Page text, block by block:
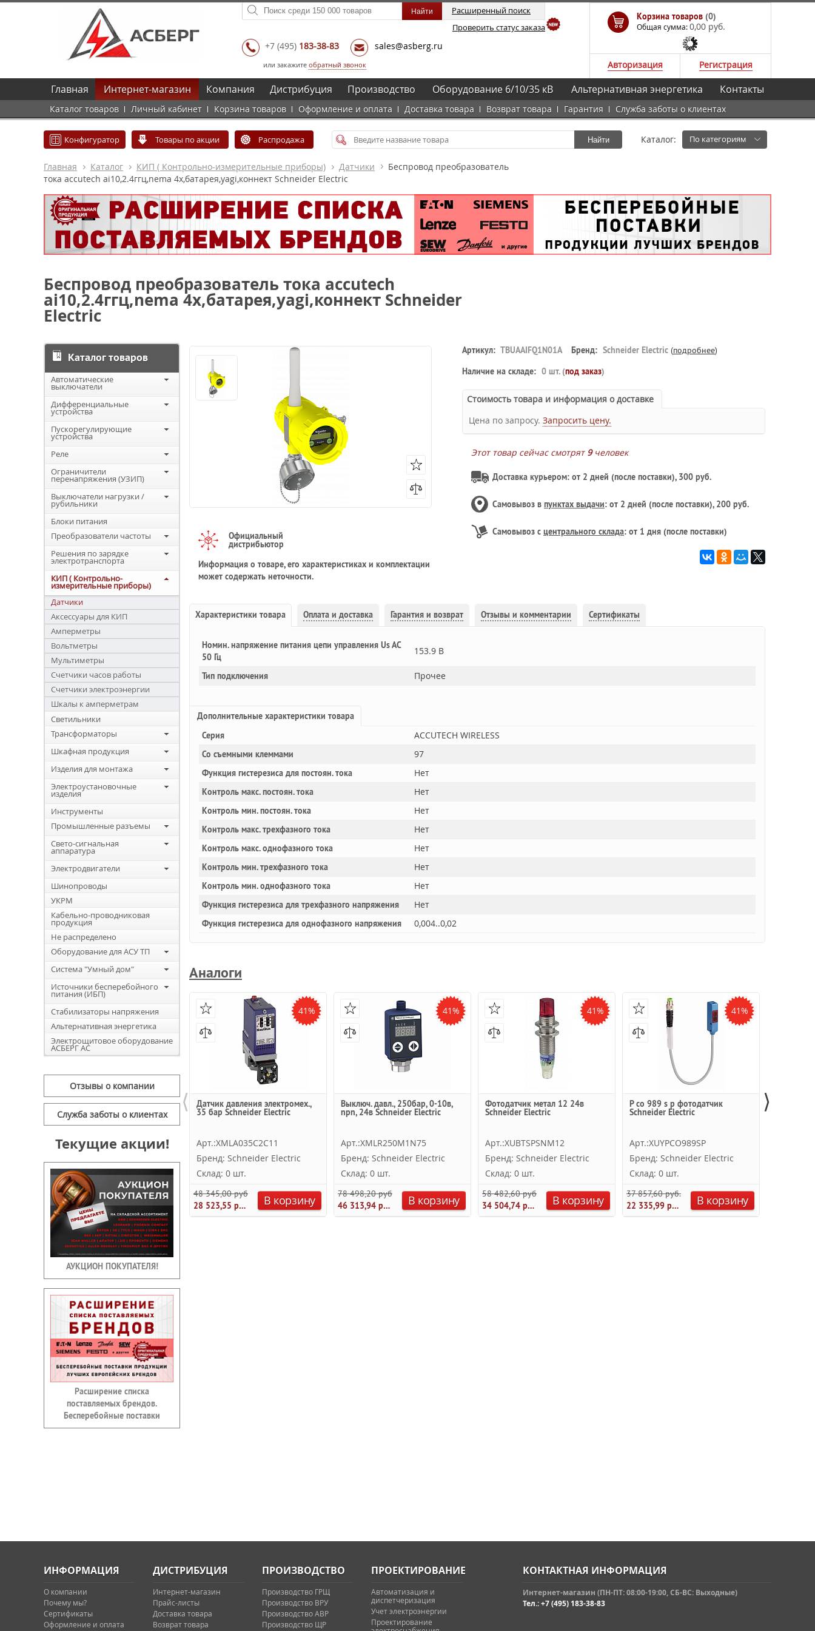
Расширенный поиск
Проверить статус заказа
+7 (495) 183-38-83 sales@asberg.ru
или закажите обратный звонок
Корзина товаров (0)
Общая сумма:0,00 руб.
Авторизация Регистрация
Главная Интернет-магазин
Каталог товаров Личный кабинет Корзина товаров Оформление и оплата Доставка товара Возврат товара Гарантия Служба заботы о клиентах
Компания Дистрибуция Производство Оборудование 6/10/35 кВ Альтернативная энергетика Контакты
Конфигуратор Товары по акции Распродажа Найти Каталог: По категориям
Главная Каталог КИП ( Контрольно-измерительные приборы) Датчики
Беспровод преобразователь
тока accutech ai10,2.4ггц,nema 4x,батарея,yagi,коннект Schneider Electric
Беспровод преобразователь тока accutech
ai10,2.4ггц,nema 4x,батарея,yagi,коннект Schneider
Electric
Каталог товаров
Автоматические
выключатели
Дифференциальные
устройства
Пускорегулирующие
устройства
Реле
Ограничители
перенапряжения (УЗИП)
Выключатели нагрузки /
рубильники
Блоки питания
Преобразователи частоты
Решения по зарядке
электротранспорта
КИП ( Контрольно-
измерительные приборы)
Датчики
Аксессуары для КИП
Амперметры
Вольтметры
Мультиметры
Счетчики часов работы
Счетчики электроэнергии
Шкалы к амперметрам
Светильники
Трансформаторы
Шкафная продукция
Изделия для монтажа
Электроустановочные
изделия
Инструменты
Промышленные разъемы
Свето-сигнальная
аппаратура
Электродвигатели
Шинопроводы
УКРМ
Кабельно-проводниковая
продукция
Не распределено
Оборудование для АСУ ТП
Система "Умный дом"
Источники бесперебойного
питания (ИБП)
Стабилизаторы напряжения
Альтернативная энергетика
Электрощитовое оборудование
АСБЕРГ АС
Отзывы о компании
Служба заботы о клиентах
Текущие акции!
АУКЦИОН ПОКУПАТЕЛЯ!
Расширение списка
поставляемых брендов.
Бесперебойные поставки
Официальный
дистрибьютор
Информация о товаре, его характеристиках и комплектации
может содержать неточности.
Артикул: TBUAAIFQ1N01A Бренд: Schneider Electric (подробнее)
Наличие на складе: 0 шт. (под заказ)
Стоимость товара и информация о доставке
Цена по запросу. Запросить цену.
Этот товар сейчас смотрят 9человек
Доставка курьером: от 2 дней (после поставки), 300 руб.
Самовывоз в пунктах выдачи: от 2 дней (после поставки), 200 руб.
Самовывоз с центрального склада: от 1 дня (после поставки)
Характеристики товара Оплата и доставка Гарантия и возврат Отзывы и комментарии Сертификаты
Номин. напряжение питания цепи управления Us AC
50 Гц
153.9 В
Тип подключения Прочее
Дополнительные характеристики товара
Серия
ACCUTECH WIRELESS
Со съемными клеммами 97
Функция гистерезиса для постоян. тока Нет
Контроль макс. постоян. тока Нет
Контроль мин. постоян. тока Нет
Контроль макс. трехфазного тока Нет
Контроль макс. однофазного тока Нет
Контроль мин. трехфазного тока Нет
Контроль мин. однофазного тока Нет
Функция гистерезиса для трехфазного напряжения Нет
Функция гистерезиса для однофазного напряжения 0,004..0,02
Аналоги
41%
Датчик давления электромех.,
35 бар Schneider Electric
Арт.:XMLA035C2C11
Бренд: Schneider Electric
Склад: 0 шт.
48 345,00 руб.
28 523,55 руб.
В корзину
41%
Выключ. давл., 250бар, 0-10в,
npn, 24в Schneider Electric
Арт.:XMLR250M1N75
Бренд: Schneider Electric
Склад: 0 шт.
78 498,20 руб.
46 313,94 руб.
В корзину
41%
Фотодатчик метал 12 24в
Schneider Electric
Арт.:XUBTSPSNM12
Бренд: Schneider Electric
Склад: 0 шт.
58 482,60 руб.
34 504,74 руб.
В корзину
41%
P co 989 s p фотодатчик
Schneider Electric
Арт.:XUYPCO989SP
Бренд: Schneider Electric
Склад: 0 шт.
37 857,60 руб.
22 335,99 руб.
В корзину
⟨ ⟩
ИНФОРМАЦИЯ
О компании
Почему мы?
Сертификаты
Оформление и оплата
ДИСТРИБУЦИЯ
Интернет-магазин
Прайс-листы
Доставка товара
Возврат товара
ПРОИЗВОДСТВО
Производство ГРЩ
Производство ВРУ
Производство АВР
Производство ЩР
ПРОЕКТИРОВАНИЕ
Автоматизация и
диспетчеризация
Учет электроэнергии
Проектирование
КОНТАКТНАЯ ИНФОРМАЦИЯ
Интернет-магазин (ПН-ПТ: 08:00-19:00, СБ-ВС: Выходные)
Тел.: +7 (495) 183-38-83